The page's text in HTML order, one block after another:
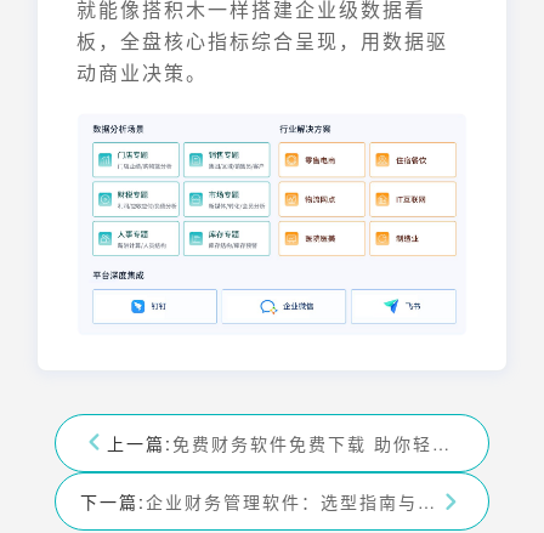
就能像搭积木一样搭建企业级数据看
板，全盘核心指标综合呈现，用数据驱
动商业决策。
上一篇: 免费财务软件免费下载 助你轻松记账
下一篇: 企业财务管理软件：选型指南与功能详解